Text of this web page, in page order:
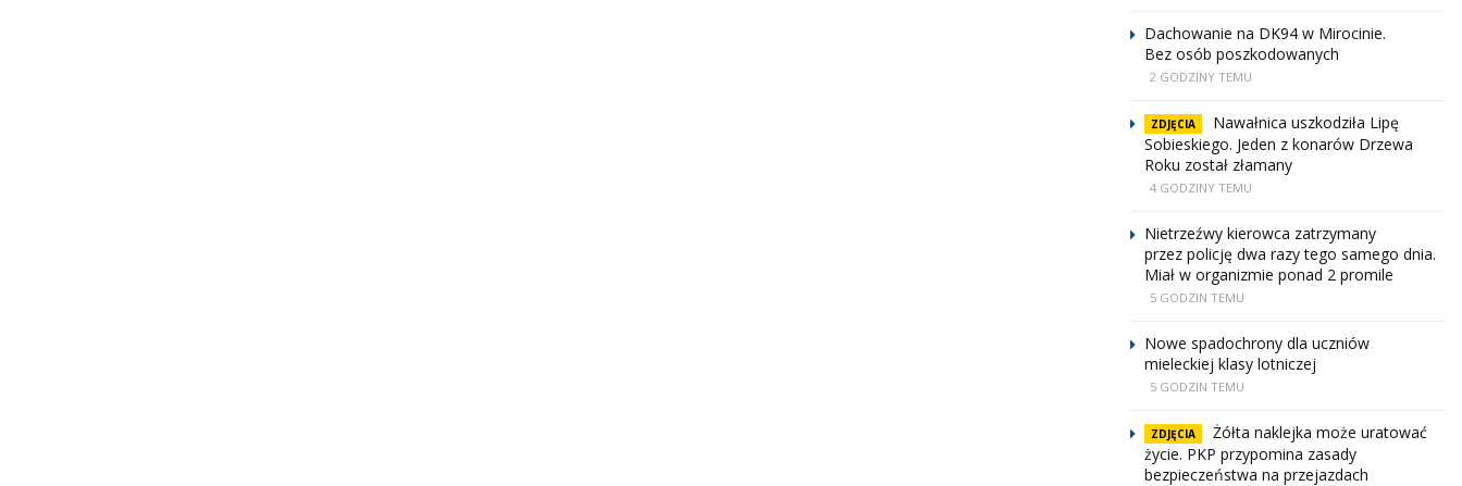
Dachowanie na DK94 w Mirocinie.
Bez osób poszkodowanych
2 GODZINY TEMU
ZDJĘCIA
Nawałnica uszkodziła Lipę
Sobieskiego. Jeden z konarów Drzewa
Roku został złamany
4 GODZINY TEMU
Nietrzeźwy kierowca zatrzymany
przez policję dwa razy tego samego dnia.
Miał w organizmie ponad 2 promile
5 GODZIN TEMU
Nowe spadochrony dla uczniów
mieleckiej klasy lotniczej
5 GODZIN TEMU
ZDJĘCIA
Żółta naklejka może uratować
życie. PKP przypomina zasady
bezpieczeństwa na przejazdach